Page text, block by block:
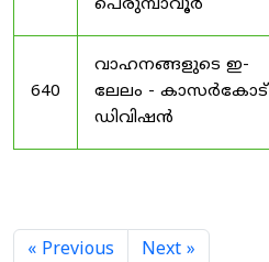
പെരുമ്പാവൂർ
640
വാഹനങ്ങളുടെ ഇ-
ലേലം - കാസർകോട്
ഡിവിഷൻ
« Previous Next »